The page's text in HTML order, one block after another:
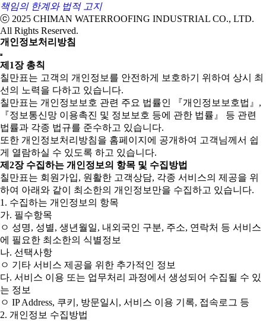
책임의 한계와 법적 고지
ⓒ 2025 CHIMAN WATERROOFING INDUSTRIAL CO., LTD.
All Rights Reserved.
개인정보처리방침
제1장 총칙
칠만표는 고객의 개인정보를 안전하게 보호하기 위하여 상시 최
선의 노력을 다하고 있습니다.
칠만표는 개인정보보호 관련 주요 법률인 『개인정보보호법』,
『정보통신망 이용촉진 및 정보보호 등에 관한 법률』 등 관련
법률과 각종 법규를 준수하고 있습니다.
또한 개인정보처리방침을 홈페이지에 공개하여 고객님께서 쉽
게 열람하실 수 있도록 하고 있습니다.
제2장 수집하는 개인정보의 항목 및 수집방법
칠만표는 회원가입, 원활한 고객상담, 각종 서비스의 제공을 위
하여 아래와 같이 최소한의 개인정보만을 수집하고 있습니다.
1. 수집하는 개인정보의 항목
가. 필수항목
ㅇ 성명, 성별, 생년월일, 내외국인 구분, 주소, 연락처 등 서비스
에 필요한 최소한의 식별정보
나. 선택사항
ㅇ 기타 서비스 제공을 위한 추가적인 정보
다. 서비스 이용 또는 업무처리 과정에서 생성되어 수집될 수 있
는 정보
ㅇ IP Address, 쿠키, 방문일시, 서비스 이용 기록, 접속로그 등
2. 개인정보 수집방법